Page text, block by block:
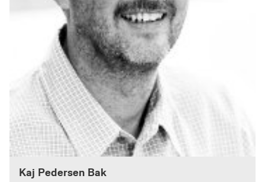
Kaj Pedersen Bak